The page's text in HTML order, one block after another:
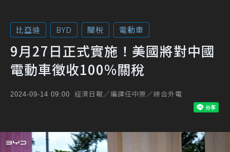
比亞迪 BYD 關稅 電動車
9月27日正式實施！美國將對中國
電動車徵收100%關稅
2024-09-14 09:00 經濟日報／編譯任中原／綜合外電